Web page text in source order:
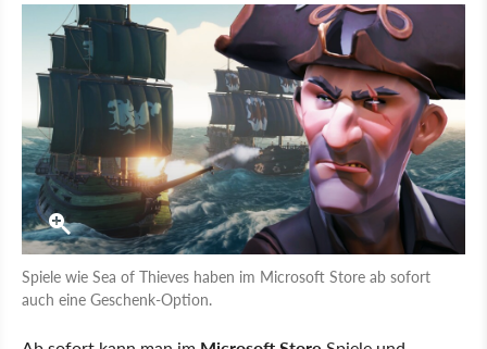
Spiele wie Sea of Thieves haben im Microsoft Store ab sofort
auch eine Geschenk-Option.